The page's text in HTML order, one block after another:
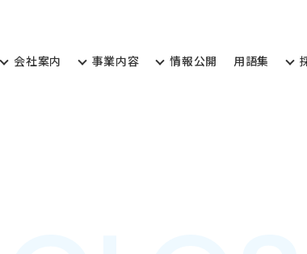
会社案内
事業内容
情報公開
用語集